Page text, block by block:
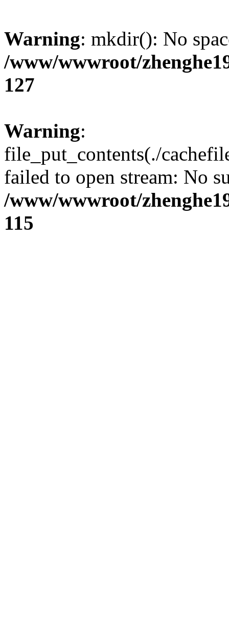
Warning: mkdir(): No
/www/wwwroot/
127
Warning:
file_put_contents(./
failed to open stream: No
/www/wwwroot/
115